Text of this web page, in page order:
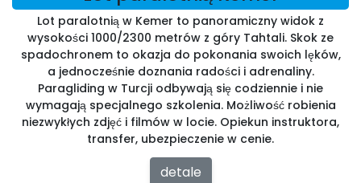
Lot paralotnią w Kemer to panoramiczny widok z
wysokości 1000/2300 metrów z góry Tahtali. Skok ze
spadochronem to okazja do pokonania swoich lęków,
a jednocześnie doznania radości i adrenaliny.
Paragliding w Turcji odbywają się codziennie i nie
wymagają specjalnego szkolenia. Możliwość robienia
niezwykłych zdjęć i filmów w locie. Opiekun instruktora,
transfer, ubezpieczenie w cenie.
detale